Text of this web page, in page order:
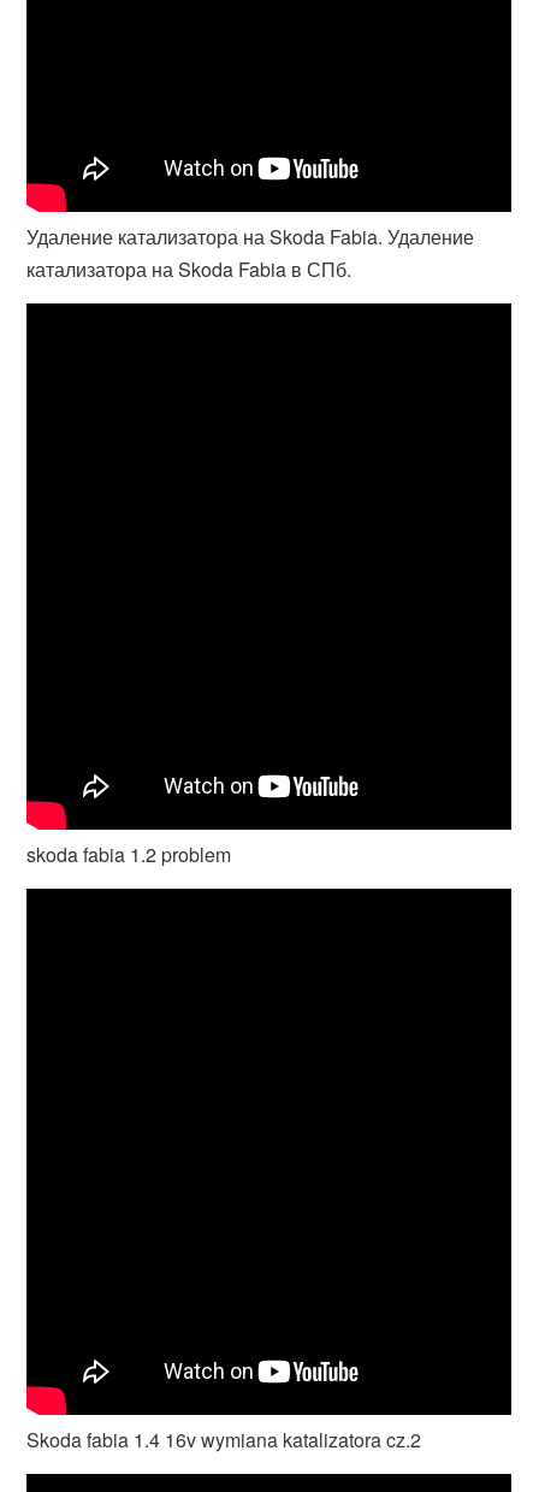
Удаление катализатора на Skoda Fabia. Удаление
катализатора на Skoda Fabia в СПб.
skoda fabia 1.2 problem
Skoda fabia 1.4 16v wymiana katalizatora cz.2